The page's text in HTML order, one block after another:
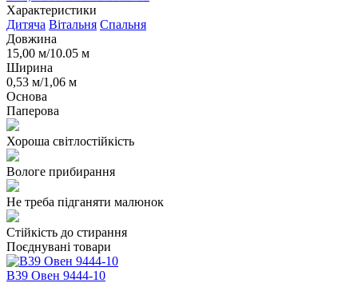
Характеристики
Дитяча Вітальня Спальня
Довжина
15,00 м/10.05 м
Ширина
0,53 м/1,06 м
Основа
Паперова
Хороша світлостійкість
Вологе прибирання
Не треба підганяти малюнок
Стійкість до стирання
Поєднувані товари
В39 Овен 9444-10